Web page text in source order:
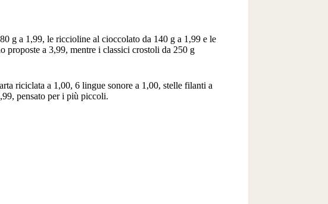
g a 1,99, le riccioline al cioccolato da 140 g a 1,99 e le
proposte a 3,99, mentre i classici crostoli da 250 g
riciclata a 1,00, 6 lingue sonore a 1,00, stelle filanti a
pensato per i più piccoli.